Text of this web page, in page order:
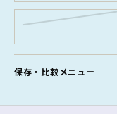
保存・比較メニュー